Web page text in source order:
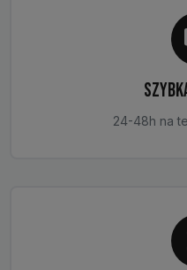
24-48h na